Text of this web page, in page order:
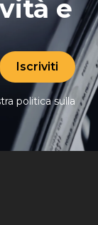
e
Iscriviti
politica sulla